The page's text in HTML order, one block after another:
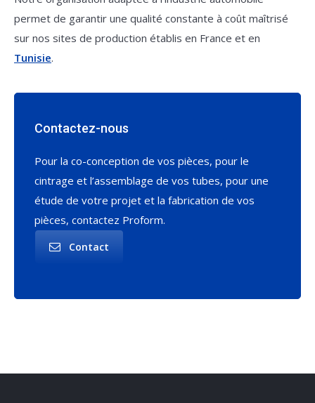
permet de garantir une qualité constante à coût maîtrisé
sur nos sites de production établis en France et en
Tunisie.
Contactez-nous
Pour la co-conception de vos pièces, pour le
cintrage et l’assemblage de vos tubes, pour une
étude de votre projet et la fabrication de vos
pièces, contactez Proform.
Contact